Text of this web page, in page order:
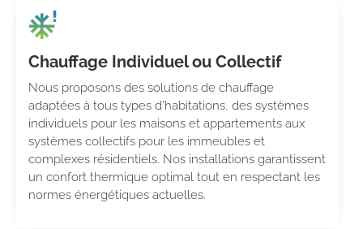
Chauffage Individuel ou Collectif
Nous proposons des solutions de chauffage
adaptées à tous types d’habitations, des systèmes
individuels pour les maisons et appartements aux
systèmes collectifs pour les immeubles et
complexes résidentiels. Nos installations garantissent
un confort thermique optimal tout en respectant les
normes énergétiques actuelles.